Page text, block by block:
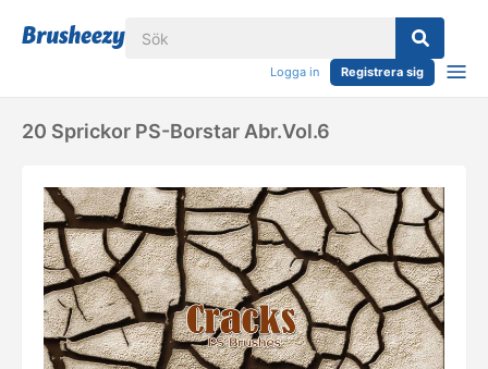
Logga in Registrera sig
20 Sprickor PS-Borstar Abr.Vol.6